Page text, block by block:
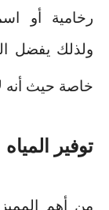
رخامية أو
ولذلك يفضل
خاصة حيث أنه
توفير المياه
من أهم